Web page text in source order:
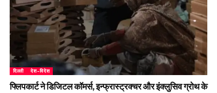
दिल्ली देश-विदेश
फ्लिपकार्ट ने डिजिटल कॉमर्स, इन्फ्रास्ट्रक्चर और इंक्लुसिव ग्रोथ के